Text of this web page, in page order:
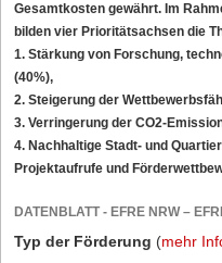
Gesamtkosten gewährt. Im
bilden vier Prioritätsachsen die
1. Stärkung von Forschung,
(40%),
2. Steigerung der
3. Verringerung der CO2-
4. Nachhaltige Stadt- und
Projektaufrufe und
DATENBLATT - EFRE NRW –
Typ der Förderung (mehr